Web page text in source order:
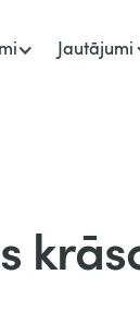
Jautājumi